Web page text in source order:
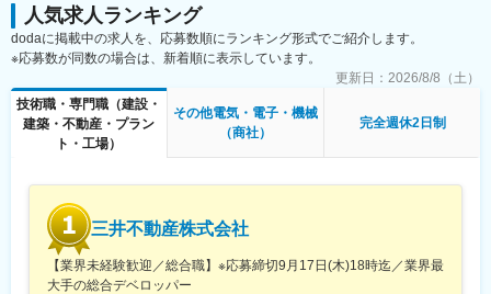
変更の範囲：会社の定める業務
（3）仕様や能力、工期に応じた全体の工事費用を洗い出します
（4）作成した見積もりを営業経由で提出・提案し、詳細をすり合
わせていきます
（5）受注案件の工事全体の施工を管理します（増設工事が多いで
す）
具体的には、工程管理、品質管理、安全管理であり、外部協力業
者様の取り纏めを行います
◎社会インフラを支えている実感
空調・換気・冷温水といった設備は、快適で安全な建物環境をつ
くるうえで欠かせない存在です。私たちの仕事は、そうした「当
たり前の快適さ」を支える重要な役割を担っています。
完成した現場を見たときの達成感は格別です。
人気求人ランキング
dodaに掲載中の求人を、応募数順にランキング形式でご紹介します。
※応募数が同数の場合は、新着順に表示しています。
更新日： 2026/8/8（土）
技術職・専門職（建設・
建築・不動産・プラン
ト・工場）
その他電気・電子・機械
（商社）
完全週休2日制
三井不動産株式会社
【業界未経験歓迎／総合職】※応募締切9月17日(木)18時迄／業界最
大手の総合デベロッパー